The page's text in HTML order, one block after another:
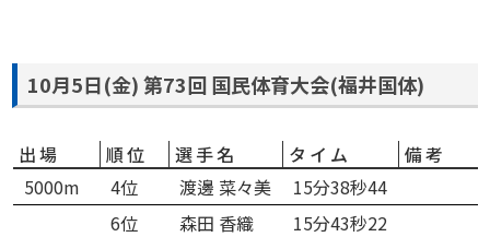
10月5日(金) 第73回 国民体育大会(福井国体)
出場 順位 選手名 タイム
備考
5000m
4位 渡邊 菜々美
15分38秒44
6位
森田 香織
15分43秒22